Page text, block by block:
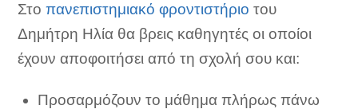
Στοπανεπιστημιακό φροντιστήριο του
Δημήτρη Ηλία θα βρεις καθηγητές οι οποίοι
έχουν αποφοιτήσει από τη σχολή σου και:
Προσαρμόζουν το μάθημα πλήρως πάνω